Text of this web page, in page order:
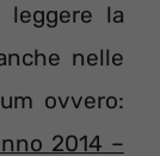
leggere la
nelle
ovvero:
2014 –